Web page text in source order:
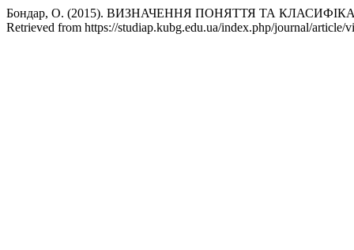
Бондар, О. (2015). ВИЗНАЧЕННЯ ПОНЯТТЯ ТА
Retrieved from https://studiap.kubg.edu.ua/index.php/journal/article/